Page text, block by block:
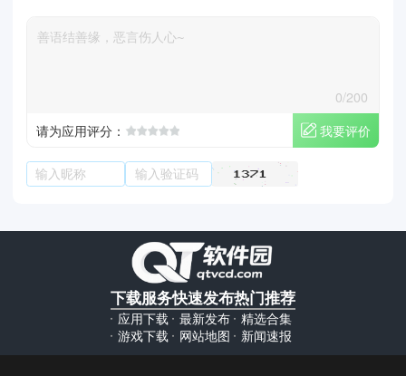
0/200
请为应用评分：
我要评价
下载服务
应用下载
游戏下载
快速发布
最新发布
网站地图
热门推荐
精选合集
新闻速报